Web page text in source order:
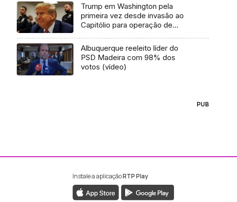
Trump em Washington pela
primeira vez desde invasão ao
Capitólio para operação de
Albuquerque reeleito líder do
PSD Madeira com 98% dos
votos (vídeo)
PUB
da RTP Madeira
Instagram da RTP Madeira
Instale a aplicaçãoRTP Play